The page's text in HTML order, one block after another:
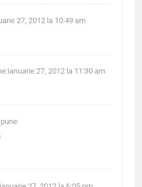
27, 2012 la 10:49 am
ianuarie 27, 2012 la 11:30 am